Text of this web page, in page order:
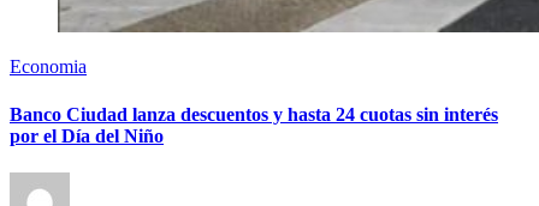
Economia
Banco Ciudad lanza descuentos y hasta 24 cuotas sin interés
por el Día del Niño